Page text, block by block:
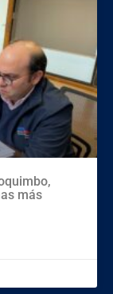
más